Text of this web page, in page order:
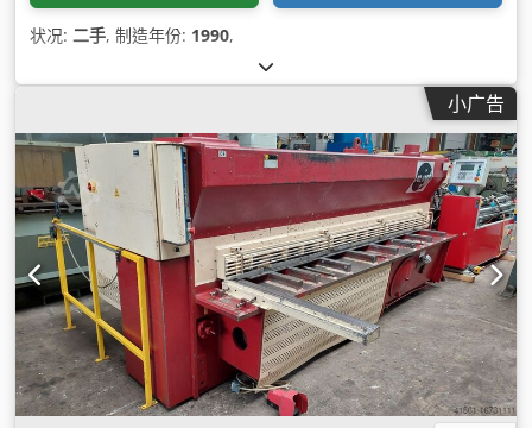
状况: 二手, 制造年份: 1990,
小广告